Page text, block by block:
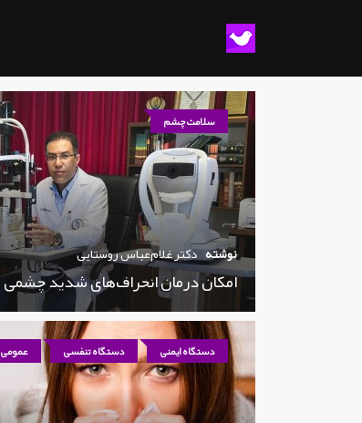
سلامت چشم
نوشته دکتر غلام‌عباس روستایی
امکان درمان انحراف‌های شدید چشمی
دستگاه ایمنی دستگاه تنفسی عمومی